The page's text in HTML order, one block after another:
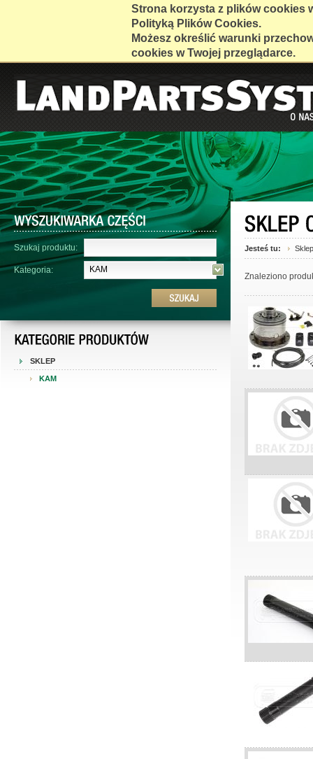
Strona korzysta z plików cookies
Polityką Plików Cookies.
Możesz określić warunki
cookies w Twojej przeglądarce.
Szukaj produktu:
Kategoria: KAM
SKLEP
KAM
Jesteś tu: Sklep
Znaleziono